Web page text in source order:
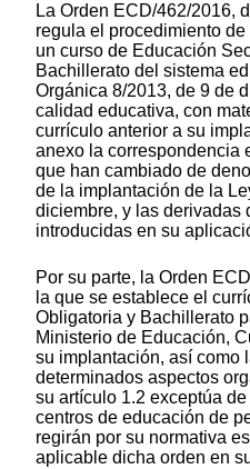
La Orden ECD/462/2016,
regula el procedimiento
un curso de Educación
Bachillerato del sistema
Orgánica 8/2013, de 9 de
calidad educativa, con
currículo anterior a su
anexo la correspondencia
que han cambiado de
de la implantación de la
diciembre, y las derivadas
introducidas en su
Por su parte, la Orden
la que se establece el
Obligatoria y Bachillerato
Ministerio de Educación,
su implantación, así como
determinados aspectos
su artículo 1.2 exceptúa
centros de educación de
regirán por su normativa
aplicable dicha orden en